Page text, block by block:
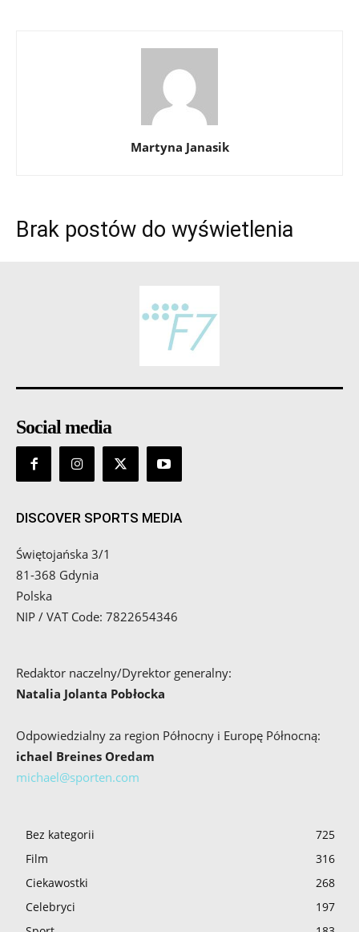
Martyna Janasik
Brak postów do wyświetlenia
Social media
DISCOVER SPORTS MEDIA
Świętojańska 3/1
81-368 Gdynia
Polska
NIP / VAT Code: 7822654346
Redaktor naczelny/Dyrektor generalny:
Natalia Jolanta Pobłocka
Odpowiedzialny za region Północny i Europę Północną:
ichael Breines Oredam
michael@sporten.com
Bez kategorii
725
Film
316
Ciekawostki
268
Celebryci
197